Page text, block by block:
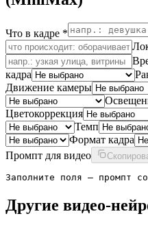
Что в кадре *
кадра
Движение камеры
Цветокоррекция
Темп
Формат кадра
Промпт для видео
Заполните поля — промпт
Другие видео-